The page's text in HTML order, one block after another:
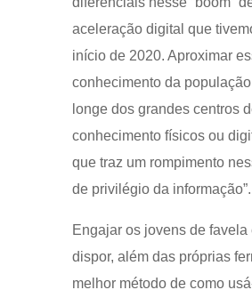
aceleração digital que
início de 2020. Aproximar
conhecimento da
longe dos grandes centros
conhecimento físicos ou
que traz um rompimento
de privilégio da informação”.
Engajar os jovens de favela
dispor, além das próprias
melhor método de como